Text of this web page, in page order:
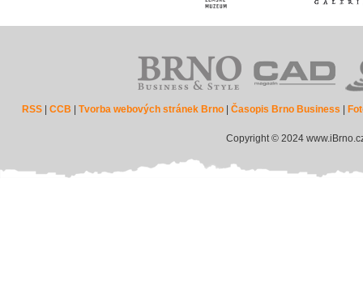
RSS |CCB |Tvorba webových stránek Brno |Časopis Brno Business
Copyright © 2024